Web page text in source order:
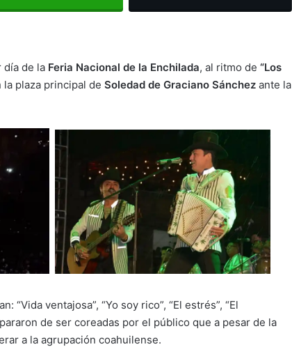
día de la Feria Nacional de la Enchilada, al ritmo de “Los
plaza principal de Soledad de Graciano Sánchez ante la
ventajosa”, “Yo soy rico”, “El estrés”, “El
de ser coreadas por el público que a pesar de la
a la agrupación coahuilense.